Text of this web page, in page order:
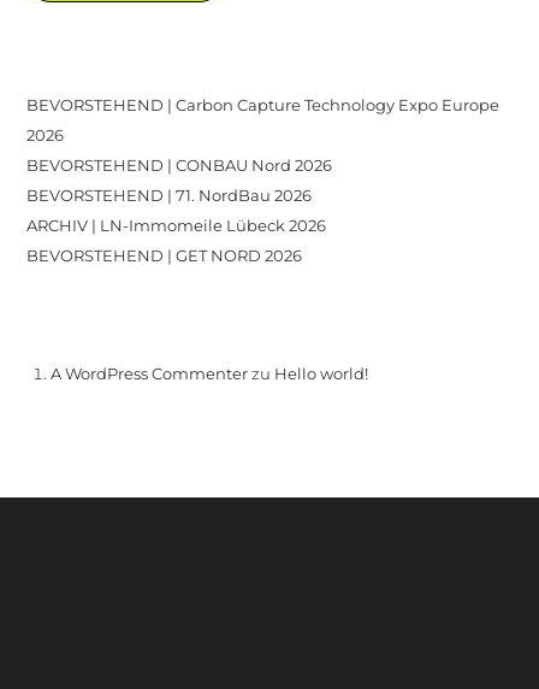
BEVORSTEHEND | Carbon Capture Technology Expo Europe
2026
BEVORSTEHEND | CONBAU Nord 2026
BEVORSTEHEND | 71. NordBau 2026
ARCHIV | LN-Immomeile Lübeck 2026
BEVORSTEHEND | GET NORD 2026
A WordPress Commenterzu Hello world!